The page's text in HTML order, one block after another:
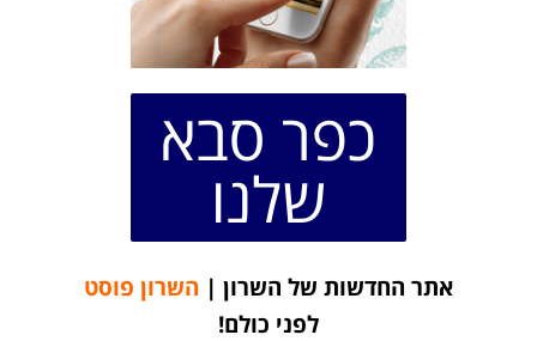
כפר סבא
שלנו
אתר החדשות של השרון | השרון פוסט
לפני כולם!